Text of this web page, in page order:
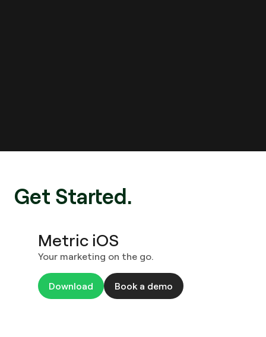
Get Started.​​​​‌ ‍ ​‍​‍‌‍ ‌ ​‍‌‍‍‌‌‍‌ ‌‍‍‌‌‍ ‍​‍​‍​ ‍‍​‍​‍‌ ​ ‌‍​‌‌‍ ‍‌‍‍‌‌ ‌​‌ ‍‌​‍ ‍‌‍‍‌‌‍ ​‍​‍​‍ ​​‍​‍‌‍‍​‌ ​‍‌‍‌‌‌‍‌‍​‍​‍​ ‍‍​‍​‍​‍ ‌ ​ ‌ ‌​‌ ‌‌‌‍‌​‌‍‍‌‌‍ ​‍ ‌‍‍‌‌‍ ‍‌ ‌​‌‍‌‌‌‍ ‍‌ ‌​​‍ ‌‍‌‌‌‍‌​‌‍‍‌‌ ‌​​‍ ‌‍ ‌‌‍ ‌‍‌​‌‍‌‌​ ‌‌ ​​‌ ​‍‌‍‌‌‌ ​ ‌‍‌‌‌‍ ‍‌ ‌​‌‍​‌‌ ‌​‌‍‍‌‌‍ ‌‍ ‍​ ‍ ‌‍‍‌‌‍‌​​ ‌‌‍‍​‌‍ ‌‍ ‌‌‍‌‌​ ‍ ‌ ‌​‌ ‍‌‌ ​​‌‍‌‌​ ‌‌‍‍​‌‍ ‌‍ ‌‌‍‌‌​ ‍ ‌ ​​‌‍​‌‌ ‌​‌‍‍​​ ‌‌‍​‍‌‍ ​‌‍ ‌‍​ ‌‍‍ ‌ ​ ​‍‌‌​ ‌‌‌​​‍‌‌ ‌‍‍ ‌‍‌‌‌ ‍‌​‍‌‌​ ​ ‌​‌​​‍‌‌​ ​ ‌​‌​​‍‌‌​ ​‍​ ​‍‌‍‌​​ ​​‌‍​‌​ ​ ​ ​ ‌‍‌​​ ‌‌​ ​‌‌‍​‌​ ​‌​ ​‍​ ‌ ​‍‌‌​ ​‍​ ​‍​‍‌‌​ ‌‌‌​‌​​‍ ‍‌ ‌​‌‍‍‌‌ ‌​‌‍ ​‌‍‌‌​ ‌‍​‍‌‍​‌‌ ​ ‌‍‌‌‌‌‌‌‌ ​‍‌‍ ​​ ‌​‍‌‌​ ​‍‌​‌‍‌ ​ ‌ ‌​‌ ‌‌‌‍‌​‌‍‍‌‌‍ ​‍‌‍‌‍‍‌‌‍‌​​ ‌‌‍‍​‌‍ ‌‍ ‌‌‍‌‌​‍‌‍‌ ‌​‌ ‍‌‌ ​​‌‍‌‌​ ‌‌‍‍​‌‍ ‌‍ ‌‌‍‌‌​‍‌‍‌ ​​‌‍​‌‌ ‌​‌‍‍​​ ‌‌‍​‍‌‍ ​‌‍ ‌‍​ ‌‍‍ ‌ ​ ​‍‌‌​ ‌‌‌​​‍‌‌ ‌‍‍ ‌‍‌‌‌ ‍‌​‍‌‌​ ​ ‌​‌​​‍‌‌​ ​ ‌​‌​​‍‌‌​ ​‍​ ​‍‌‍‌​​ ​​‌‍​‌​ ​ ​ ​ ‌‍‌​​ ‌‌​ ​‌‌‍​‌​ ​‌​ ​‍​ ‌ ​‍‌‌​ ​‍​ ​‍​‍‌‌​ ‌‌‌​‌​​‍ ‍‌ ‌​‌‍‍‌‌ ‌​‌‍ ​‌‍‌‌​‍‌‍‌ ​​‌‍‌‌‌ ​‍‌ ​ ‌ ​​‌‍‌‌‌‍​ ‌ ‌​‌‍‍‌‌ ‌‍‌‍‌‌​ ‌‌ ​​‌ ‌‌‌‍​‍‌‍ ​‌‍‍‌‌ ​ ‌‍‍​‌‍‌‌‌‍‌​​‍​‍‌ ‌
Metric iOS​​​​‌ ‍ ​‍​‍‌‍ ‌ ​‍‌‍‍‌‌‍‌ ‌‍‍‌‌‍ ‍​‍​‍​ ‍‍​‍​‍‌ ​ ‌‍​‌‌‍ ‍‌‍‍‌‌ ‌​‌ ‍‌​‍ ‍‌‍‍‌‌‍ ​‍​‍​‍ ​​‍​‍‌‍‍​‌ ​‍‌‍‌‌‌‍‌‍​‍​‍​ ‍‍​‍​‍​‍ ‌ ​ ‌ ‌​‌ ‌‌‌‍‌​‌‍‍‌‌‍ ​‍ ‌‍‍‌‌‍ ‍‌ ‌​‌‍‌‌‌‍ ‍‌ ‌​​‍ ‌‍‌‌‌‍‌​‌‍‍‌‌ ‌​​‍ ‌‍ ‌‌‍ ‌‍‌​‌‍‌‌​ ‌‌ ​​‌ ​‍‌‍‌‌‌ ​ ‌‍‌‌‌‍ ‍‌ ‌​‌‍​‌‌ ‌​‌‍‍‌‌‍ ‌‍ ‍​ ‍ ‌‍‍‌‌‍‌​​ ‌‌‍‍​‌‍ ‌‍ ‌‌‍‌‌​ ‍ ‌ ‌​‌ ‍‌‌ ​​‌‍‌‌​ ‌‌‍‍​‌‍ ‌‍ ‌‌‍‌‌​ ‍ ‌ ​​‌‍​‌‌ ‌​‌‍‍​​ ‌‌‍​‍‌‍ ​‌‍ ‌‍​ ‌‍‍ ‌ ​ ​‍‌‌​ ‌‌‌​​‍‌‌ ‌‍‍ ‌‍‌‌‌ ‍‌​‍‌‌​ ​ ‌​‌​​‍‌‌​ ​ ‌​‌​​‍‌‌​ ​‍​ ​‍‌‍‌​​ ​​‌‍​‌​ ​ ​ ​ ‌‍‌​​ ‌‌​ ​‌‌‍​‌​ ​‌​ ​‍​ ‌ ​‍‌‌​ ​‍​ ​‍​‍‌‌​ ‌‌‌​‌​​‍ ‍‌‍​ ‌‍​‌‌ ​‍‌‍‌​‌ ​ ​‍‌‌​ ‌‌‌​​‍‌‌ ‌‍‍ ‌‍‌‌‌ ‍‌​‍‌‌​ ​ ‌​‌​​‍‌‌​ ​ ‌​‌​​‍‌‌​ ​‍​ ​‍​ ​‍​ ​​​ ​​‌‍​‌​ ​‌​ ​‍​ ‌‌‌‍‌‍‌‍​‌‌‍​‌​ ‌‌‌‍‌‍​‍‌‌​ ​‍​ ​‍​‍‌‌​ ‌‌‌​‌​​‍ ‍‌ ‌​‌‍‍‌‌ ‌​‌‍ ​‌‍‌‌​ ‌‍​‍‌‍​‌‌ ​ ‌‍‌‌‌‌‌‌‌ ​‍‌‍ ​​ ‌​‍‌‌​ ​‍‌​‌‍‌ ​ ‌ ‌​‌ ‌‌‌‍‌​‌‍‍‌‌‍ ​‍‌‍‌‍‍‌‌‍‌​​ ‌‌‍‍​‌‍ ‌‍ ‌‌‍‌‌​‍‌‍‌ ‌​‌ ‍‌‌ ​​‌‍‌‌​ ‌‌‍‍​‌‍ ‌‍ ‌‌‍‌‌​‍‌‍‌ ​​‌‍​‌‌ ‌​‌‍‍​​ ‌‌‍​‍‌‍ ​‌‍ ‌‍​ ‌‍‍ ‌ ​ ​‍‌‌​ ‌‌‌​​‍‌‌ ‌‍‍ ‌‍‌‌‌ ‍‌​‍‌‌​ ​ ‌​‌​​‍‌‌​ ​ ‌​‌​​‍‌‌​ ​‍​ ​‍‌‍‌​​ ​​‌‍​‌​ ​ ​ ​ ‌‍‌​​ ‌‌​ ​‌‌‍​‌​ ​‌​ ​‍​ ‌ ​‍‌‌​ ​‍​ ​‍​‍‌‌​ ‌‌‌​‌​​‍ ‍‌‍​ ‌‍​‌‌ ​‍‌‍‌​‌ ​ ​‍‌‌​ ‌‌‌​​‍‌‌ ‌‍‍ ‌‍‌‌‌ ‍‌​‍‌‌​ ​ ‌​‌​​‍‌‌​ ​ ‌​‌​​‍‌‌​ ​‍​ ​‍​ ​‍​ ​​​ ​​‌‍​‌​ ​‌​ ​‍​ ‌‌‌‍‌‍‌‍​‌‌‍​‌​ ‌‌‌‍‌‍​‍‌‌​ ​‍​ ​‍​‍‌‌​ ‌‌‌​‌​​‍ ‍‌ ‌​‌‍‍‌‌ ‌​‌‍ ​‌‍‌‌​‍‌‍‌ ​​‌‍‌‌‌ ​‍‌ ​ ‌ ​​‌‍‌‌‌‍​ ‌ ‌​‌‍‍‌‌ ‌‍‌‍‌‌​ ‌‌ ​​‌ ‌‌‌‍​‍‌‍ ​‌‍‍‌‌ ​ ‌‍‍​‌‍‌‌‌‍‌​​‍​‍‌ ‌
Your marketing on the go.​​​​‌ ‍ ​‍​‍‌‍ ‌ ​‍‌‍‍‌‌‍‌ ‌‍‍‌‌‍ ‍​‍​‍​ ‍‍​‍​‍‌ ​ ‌‍​‌‌‍ ‍‌‍‍‌‌ ‌​‌ ‍‌​‍ ‍‌‍‍‌‌‍ ​‍​‍​‍ ​​‍​‍‌‍‍​‌ ​‍‌‍‌‌‌‍‌‍​‍​‍​ ‍‍​‍​‍​‍ ‌ ​ ‌ ‌​‌ ‌‌‌‍‌​‌‍‍‌‌‍ ​‍ ‌‍‍‌‌‍ ‍‌ ‌​‌‍‌‌‌‍ ‍‌ ‌​​‍ ‌‍‌‌‌‍‌​‌‍‍‌‌ ‌​​‍ ‌‍ ‌‌‍ ‌‍‌​‌‍‌‌​ ‌‌ ​​‌ ​‍‌‍‌‌‌ ​ ‌‍‌‌‌‍ ‍‌ ‌​‌‍​‌‌ ‌​‌‍‍‌‌‍ ‌‍ ‍​ ‍ ‌‍‍‌‌‍‌​​ ‌‌‍‍​‌‍ ‌‍ ‌‌‍‌‌​ ‍ ‌ ‌​‌ ‍‌‌ ​​‌‍‌‌​ ‌‌‍‍​‌‍ ‌‍ ‌‌‍‌‌​ ‍ ‌ ​​‌‍​‌‌ ‌​‌‍‍​​ ‌‌‍​‍‌‍ ​‌‍ ‌‍​ ‌‍‍ ‌ ​ ​‍‌‌​ ‌‌‌​​‍‌‌ ‌‍‍ ‌‍‌‌‌ ‍‌​‍‌‌​ ​ ‌​‌​​‍‌‌​ ​ ‌​‌​​‍‌‌​ ​‍​ ​‍‌‍‌​​ ​​‌‍​‌​ ​ ​ ​ ‌‍‌​​ ‌‌​ ​‌‌‍​‌​ ​‌​ ​‍​ ‌ ​‍‌‌​ ​‍​ ​‍​‍‌‌​ ‌‌‌​‌​​‍ ‍‌‍​ ‌‍​‌‌ ​‍‌‍‌​‌ ​ ​‍‌‌​ ‌‌‌​​‍‌‌ ‌‍‍ ‌‍‌‌‌ ‍‌​‍‌‌​ ​ ‌​‌​​‍‌‌​ ​ ‌​‌​​‍‌‌​ ​‍​ ​‍​ ​‍​ ​​​ ​​‌‍​‌​ ​‌​ ​‍​ ‌‌‌‍‌‍‌‍​‌‌‍​‌​ ‌‌‌‍‌‍​‍‌‌​ ​‍​ ​‍​‍‌‌​ ‌‌‌​‌​​‍ ‍‌‍‌​‌‍‌‌‌ ​ ‌‍​ ‌ ​‍‌‍‍‌‌ ​​‌ ‌​‌‍‍‌‌‍ ‌‍ ‍​ ‌‍​‍‌‍​‌‌ ​ ‌‍‌‌‌‌‌‌‌ ​‍‌‍ ​​ ‌​‍‌‌​ ​‍‌​‌‍‌ ​ ‌ ‌​‌ ‌‌‌‍‌​‌‍‍‌‌‍ ​‍‌‍‌‍‍‌‌‍‌​​ ‌‌‍‍​‌‍ ‌‍ ‌‌‍‌‌​‍‌‍‌ ‌​‌ ‍‌‌ ​​‌‍‌‌​ ‌‌‍‍​‌‍ ‌‍ ‌‌‍‌‌​‍‌‍‌ ​​‌‍​‌‌ ‌​‌‍‍​​ ‌‌‍​‍‌‍ ​‌‍ ‌‍​ ‌‍‍ ‌ ​ ​‍‌‌​ ‌‌‌​​‍‌‌ ‌‍‍ ‌‍‌‌‌ ‍‌​‍‌‌​ ​ ‌​‌​​‍‌‌​ ​ ‌​‌​​‍‌‌​ ​‍​ ​‍‌‍‌​​ ​​‌‍​‌​ ​ ​ ​ ‌‍‌​​ ‌‌​ ​‌‌‍​‌​ ​‌​ ​‍​ ‌ ​‍‌‌​ ​‍​ ​‍​‍‌‌​ ‌‌‌​‌​​‍ ‍‌‍​ ‌‍​‌‌ ​‍‌‍‌​‌ ​ ​‍‌‌​ ‌‌‌​​‍‌‌ ‌‍‍ ‌‍‌‌‌ ‍‌​‍‌‌​ ​ ‌​‌​​‍‌‌​ ​ ‌​‌​​‍‌‌​ ​‍​ ​‍​ ​‍​ ​​​ ​​‌‍​‌​ ​‌​ ​‍​ ‌‌‌‍‌‍‌‍​‌‌‍​‌​ ‌‌‌‍‌‍​‍‌‌​ ​‍​ ​‍​‍‌‌​ ‌‌‌​‌​​‍ ‍‌‍‌​‌‍‌‌‌ ​ ‌‍​ ‌ ​‍‌‍‍‌‌ ​​‌ ‌​‌‍‍‌‌‍ ‌‍ ‍​‍‌‍‌ ​​‌‍‌‌‌ ​‍‌ ​ ‌ ​​‌‍‌‌‌‍​ ‌ ‌​‌‍‍‌‌ ‌‍‌‍‌‌​ ‌‌ ​​‌ ‌‌‌‍​‍‌‍ ​‌‍‍‌‌ ​ ‌‍‍​‌‍‌‌‌‍‌​​‍​‍‌ ‌
Download Book a demo